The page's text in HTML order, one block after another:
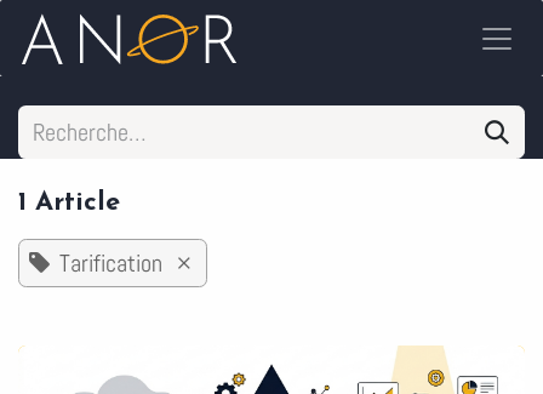
Se rendre au contenu
1 Article
Tarification ×